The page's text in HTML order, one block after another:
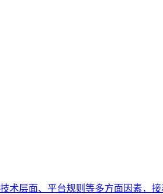
术层面、平台规则等多方面因素，